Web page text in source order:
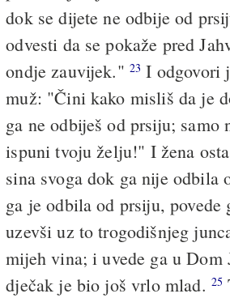
dok se dijete ne odbije od
odvesti da se pokaže pred
ondje zauvijek." 23 I odgovori
muž: "Čini kako misliš da je
ga ne odbiješ od prsiju; samo
ispuni tvoju želju!" I žena
sina svoga dok ga nije odbila
ga je odbila od prsiju, povede
uzevši uz to trogodišnjeg
mijeh vina; i uvede ga u
dječak je bio još vrlo mlad. 25